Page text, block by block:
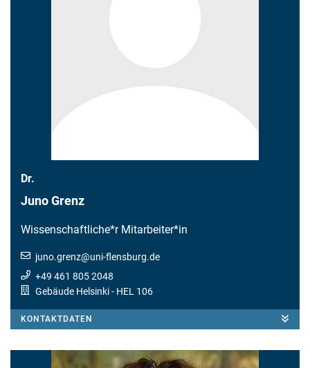
Dr.
Juno Grenz
Wissenschaftliche*r Mitarbeiter*in
juno.grenz@uni-flensburg.de
+49 461 805 2048
Gebäude Helsinki- HEL 106
KONTAKTDATEN